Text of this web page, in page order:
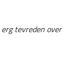
tevreden over